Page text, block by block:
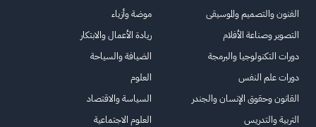
الفنون والتصميم والموسيقى
التصوير وصناعة الأفلام
دورات التكنولوجيا والبرمجة
دورات علم النفس
القانون وحقوق الإنسان والجندر
التربية والتدريس
موضة وأزياء
ريادة الأعمال والابتكار
الضيافة والسياحة
العلوم
السياسة والاقتصاد
العلوم الاجتماعية